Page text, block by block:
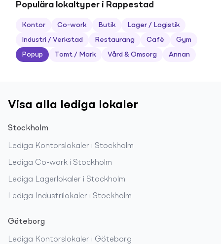
Populära lokaltyper i Rappestad
Kontor Co-work Butik Lager / Logistik
Industri / Verkstad Restaurang Café Gym
Popup Tomt / Mark Vård & Omsorg Annan
Visa alla lediga lokaler
Stockholm
Lediga Kontorslokaler i Stockholm
Lediga Co-work i Stockholm
Lediga Lagerlokaler i Stockholm
Lediga Industrilokaler i Stockholm
Göteborg
Lediga Kontorslokaler i Göteborg